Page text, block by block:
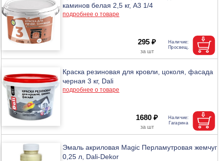
каминов белая 2,5 кг, А3 1/4
подробнее о товаре
295 ₽
Краска резиновая для кровли, цоколя, фасада
черная 3 кг, Dali
подробнее о товаре
1680 ₽
Эмаль акриловая Magic Перламутровая жемчуг
0,25 л, Dali-Dekor